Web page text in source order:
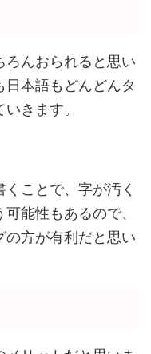
ろんおられると思い
日本語もどんどんタ
きます。
ことで、字が汚く
能性もあるので、
の方が有利だと思い